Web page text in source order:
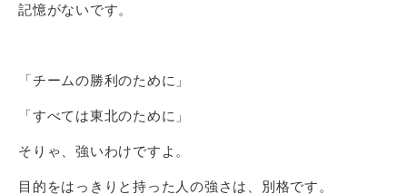
記憶がないです。
「チームの勝利のために」
「すべては東北のために」
そりゃ、強いわけですよ。
目的をはっきりと持った人の強さは、別格です。